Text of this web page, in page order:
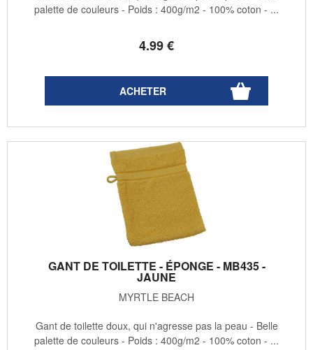
4.99€
palette de couleurs - Poids : 400g/m2 - 100% coton - ...
GANT DE TOILETTE - ÉPONGE - MB435 -
JAUNE
MYRTLE BEACH
Gant de toilette doux, qui n'agresse pas la peau - Belle
palette de couleurs - Poids : 400g/m2 - 100% coton - ...